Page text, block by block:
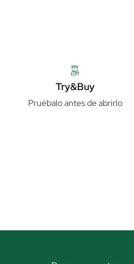
Try&Buy
Pruébalo antes de abrirlo